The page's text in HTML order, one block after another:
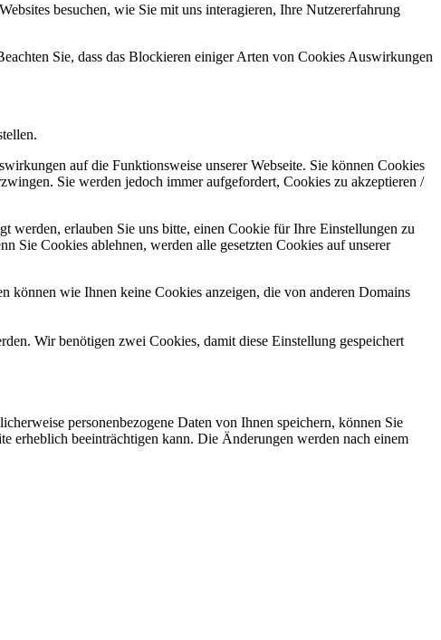
besuchen, wie Sie mit uns interagieren, Ihre Nutzererfahrung
Sie, dass das Blockieren einiger Arten von Cookies Auswirkungen
auf die Funktionsweise unserer Webseite. Sie können Cookies
Sie werden jedoch immer aufgefordert, Cookies zu akzeptieren /
werden, erlauben Sie uns bitte, einen Cookie für Ihre Einstellungen zu
Sie Cookies ablehnen, werden alle gesetzten Cookies auf unserer
können wie Ihnen keine Cookies anzeigen, die von anderen Domains
Wir benötigen zwei Cookies, damit diese Einstellung gespeichert
personenbezogene Daten von Ihnen speichern, können Sie
erheblich beeinträchtigen kann. Die Änderungen werden nach einem